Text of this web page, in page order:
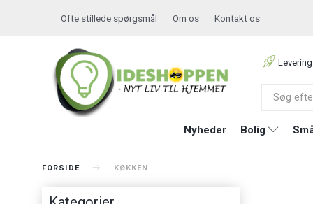
Ofte stillede spørgsmål Om os Kontakt os
Nyheder Bolig
FORSIDE KØKKEN